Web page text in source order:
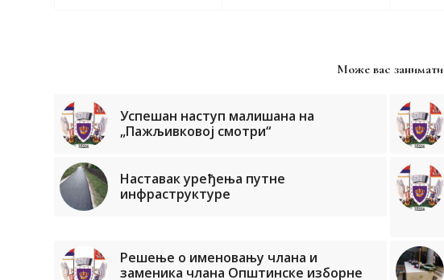
Може вас занимати
Успешан наступ малишана на
„Пажљивковој смотри“
Наставак уређења путне
инфраструктуре
Решење о именовању члана и
заменика члана Општинске изборне